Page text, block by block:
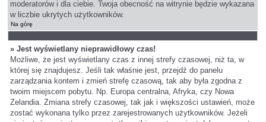
moderatorów i dla ciebie. Twoja obecność na witrynie będzie wykazana
w liczbie ukrytych użytkowników.
Na górę
» Jest wyświetlany nieprawidłowy czas!
Możliwe, że jest wyświetlany czas z innej strefy czasowej, niż ta, w
której się znajdujesz. Jeśli tak właśnie jest, przejdź do panelu
zarządzania kontem i zmień strefę czasową, tak aby była zgodna z
twoim miejscem pobytu. Np. Europa centralna, Afryka, czy Nowa
Zelandia. Zmiana strefy czasowej, tak jak i większości ustawień, może
zostać wykonana tylko przez zarejestrowanych użytkowników. Jeżeli